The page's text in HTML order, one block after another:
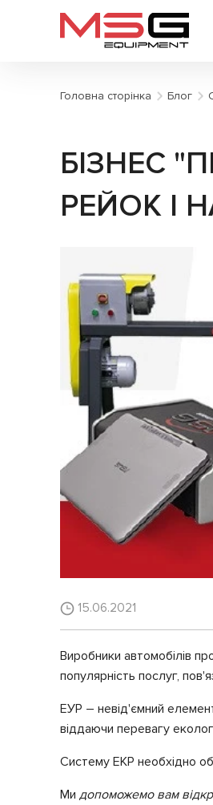
Головна сторінка Блог
БІЗНЕС
РЕЙОК І
15.06.2021
Виробники автомобілів
популярність послуг,
ЕУР – невід'ємний
віддаючи перевагу
Систему ЕКР необхідно
Ми допоможемо вам